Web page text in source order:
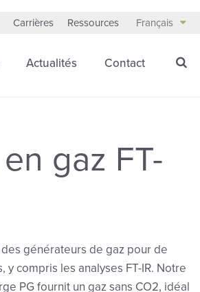
Carrières Ressources Français
Actualités Contact
gaz FT-
générateurs de gaz pour de
compris les analyses FT-IR. Notre
PG fournit un gaz sans CO2, idéal